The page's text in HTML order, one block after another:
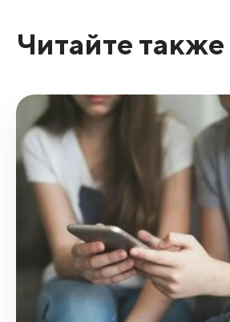
Читайте также